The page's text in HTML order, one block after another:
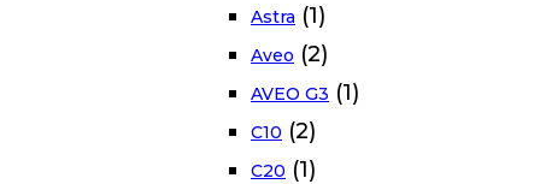
Astra (1)
Aveo (2)
AVEO G3 (1)
C10 (2)
C20 (1)